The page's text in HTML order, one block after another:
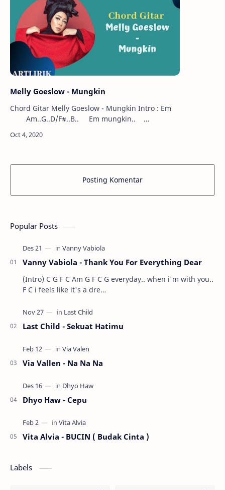
Melly Goeslow - Mungkin
Chord Gitar Melly Goeslow - Mungkin Intro : Em
Am..G..D/F#..B.. Em mungkin..
Posting Komentar
Popular Posts
Vanny Vabiola - Thank You For Everything Dear
(Intro) C G F C Am G F C G everyday.. when i'm with you..
F C i feels like it's a dre…
Last Child - Sekuat Hatimu
Via Vallen - Na Na Na
Dhyo Haw - Cepu
Vita Alvia - BUCIN ( Budak Cinta )
Labels